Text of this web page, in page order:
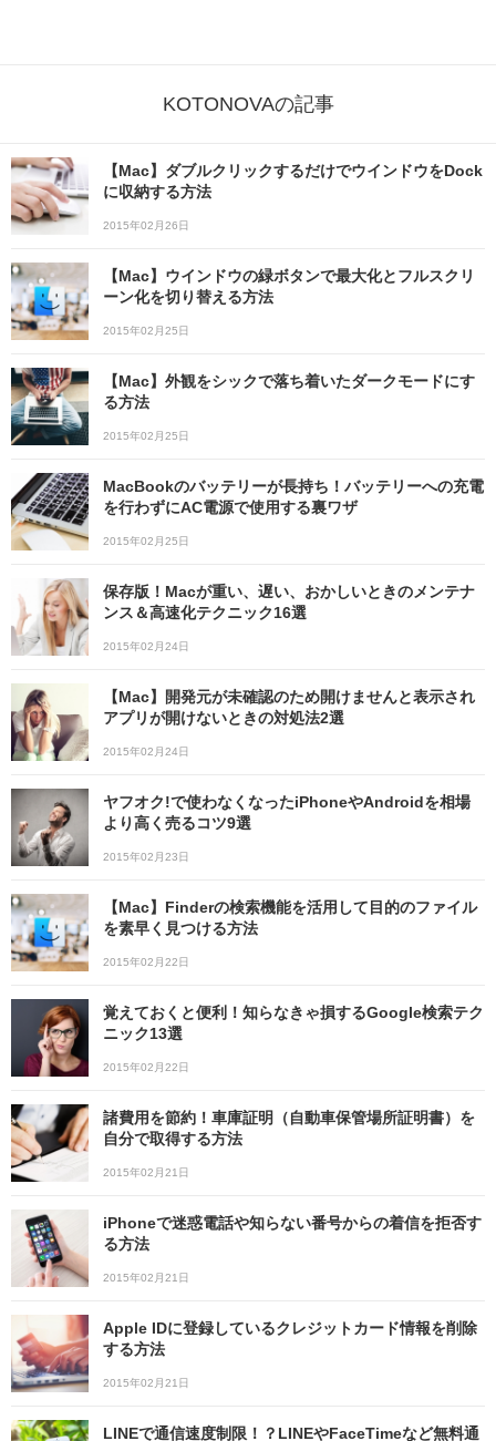
KOTONOVAの記事
【Mac】ダブルクリックするだけでウインドウをDock
に収納する方法
2015年02月26日
【Mac】ウインドウの緑ボタンで最大化とフルスクリ
ーン化を切り替える方法
2015年02月25日
【Mac】外観をシックで落ち着いたダークモードにす
る方法
2015年02月25日
MacBookのバッテリーが長持ち！バッテリーへの充電
を行わずにAC電源で使用する裏ワザ
2015年02月25日
保存版！Macが重い、遅い、おかしいときのメンテナ
ンス＆高速化テクニック16選
2015年02月24日
【Mac】開発元が未確認のため開けませんと表示され
アプリが開けないときの対処法2選
2015年02月24日
ヤフオク!で使わなくなったiPhoneやAndroidを相場
より高く売るコツ9選
2015年02月23日
【Mac】Finderの検索機能を活用して目的のファイル
を素早く見つける方法
2015年02月22日
覚えておくと便利！知らなきゃ損するGoogle検索テク
ニック13選
2015年02月22日
諸費用を節約！車庫証明（自動車保管場所証明書）を
自分で取得する方法
2015年02月21日
iPhoneで迷惑電話や知らない番号からの着信を拒否す
る方法
2015年02月21日
Apple IDに登録しているクレジットカード情報を削除
する方法
2015年02月21日
LINEで通信速度制限！？LINEやFaceTimeなど無料通